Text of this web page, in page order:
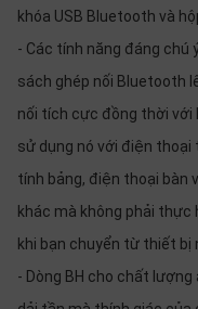
khóa USB Bluetooth và
- Các tính năng đáng chú
sách ghép nối Bluetooth
nối tích cực đồng thời với
sử dụng nó với điện thoại
tính bảng, điện thoại bàn
khác mà không phải thực
khi bạn chuyển từ thiết bị
- Dòng BH cho chất